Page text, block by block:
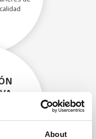
About
escáner